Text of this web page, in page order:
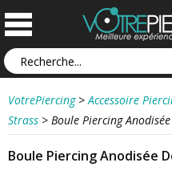
VotrePiercing > Accessoire
Strass > Boule Piercing
Boule Piercing Anodisée